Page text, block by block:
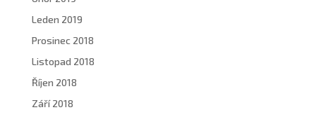
Leden 2019
Prosinec 2018
Listopad 2018
Říjen 2018
Září 2018